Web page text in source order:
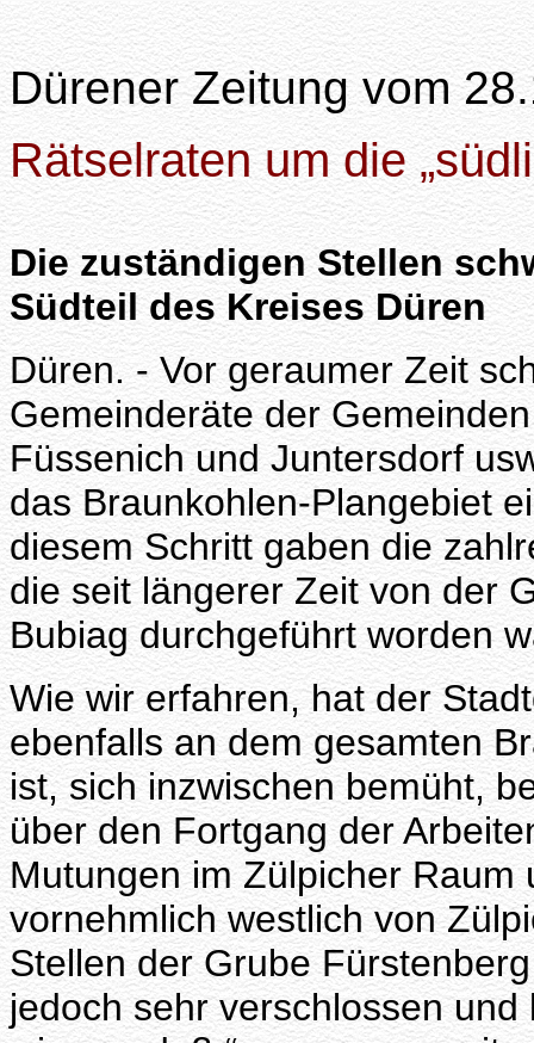
Dürener Zeitung vom
Rätselraten um die
Die zuständigen Stellen
Südteil des Kreises Düren
Düren. - Vor geraumer Zeit
Gemeinderäte der
Füssenich und Juntersdorf
das Braunkohlen-Plangebiet
diesem Schritt gaben die
die seit längerer Zeit von der
Bubiag durchgeführt worden
Wie wir erfahren, hat der
ebenfalls an dem gesamten
ist, sich inzwischen bemüht,
über den Fortgang der
Mutungen im Zülpicher
vornehmlich westlich von
Stellen der Grube
jedoch sehr verschlossen